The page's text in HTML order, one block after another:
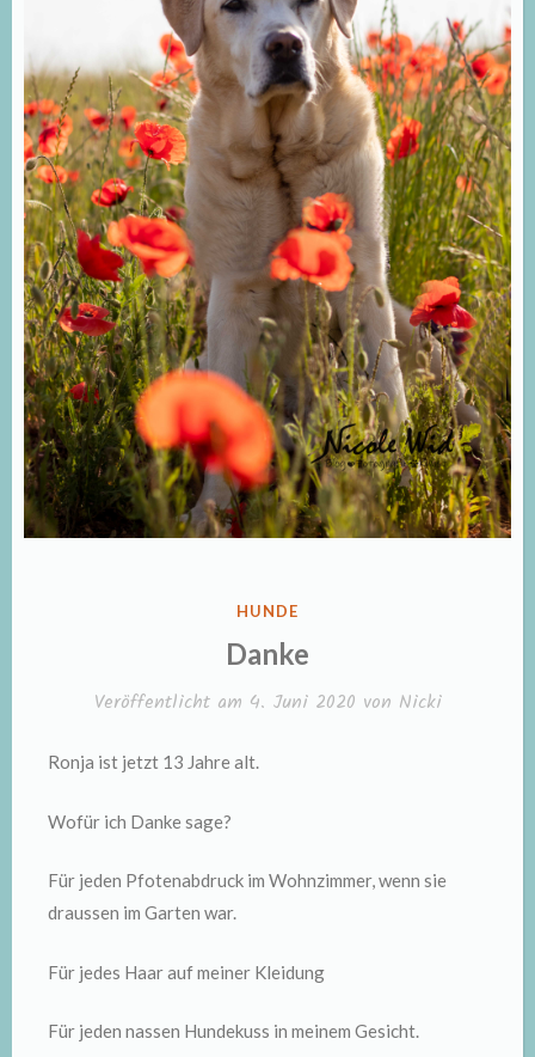
VERÖFFENTLICHT
HUNDE
Danke
Veröffentlicht am 4. Juni 2020 von Nicki
Ronja ist jetzt 13 Jahre alt.
Wofür ich Danke sage?
Für jeden Pfotenabdruck im Wohnzimmer, wenn sie
draussen im Garten war.
Für jedes Haar auf meiner Kleidung
Für jeden nassen Hundekuss in meinem Gesicht.